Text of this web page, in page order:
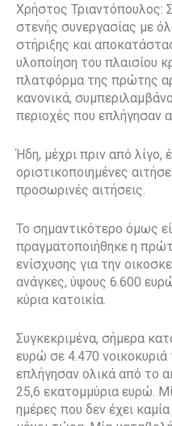
Χρήστος Τριαντόπουλος:
στενής συνεργασίας με
στήριξης και
υλοποίηση του πλαισίου
πλατφόρμα της πρώτης
κανονικά,
περιοχές που επλήγησαν
Ήδη, μέχρι πριν από λίγο,
οριστικοποιημένες
προσωρινές αιτήσεις.
Το σημαντικότερο όμως
πραγματοποιήθηκε η
ενίσχυσης για την
ανάγκες, ύψους 6.600
κύρια κατοικία.
Συγκεκριμένα, σήμερα
ευρώ σε 4.470
επλήγησαν ολικά από το
25,6 εκατομμύρια ευρώ.
ημέρες που δεν έχει